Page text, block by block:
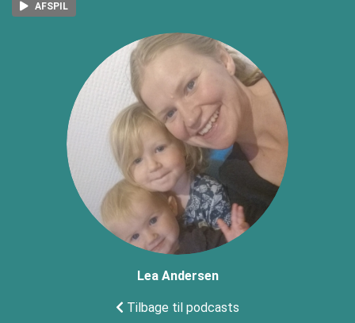
Lea Andersen
Tilbage til podcasts
AFSPIL